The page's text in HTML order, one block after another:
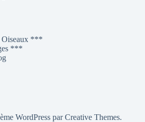
Oiseaux ***
***
WordPress parCreative Themes.